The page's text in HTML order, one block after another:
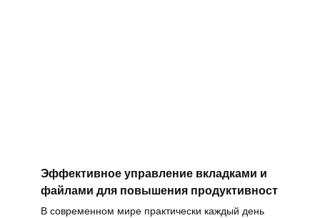
Эффективное управление вкладками и
файлами для повышения продуктивност
В современном мире практически каждый день